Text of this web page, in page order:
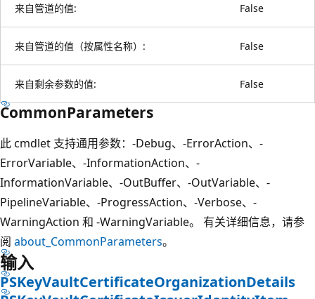
来自管道的值: False
来自管道的值（按属性名称）: False
来自剩余参数的值: False
CommonParameters
此 cmdlet 支持通用参数：-Debug、-ErrorAction、-
ErrorVariable、-InformationAction、-
InformationVariable、-OutBuffer、-OutVariable、-
PipelineVariable、-ProgressAction、-Verbose、-
WarningAction 和 -WarningVariable。 有关详细信息，请参
阅 about_CommonParameters。
输入
PSKeyVaultCertificateOrganizationDetails